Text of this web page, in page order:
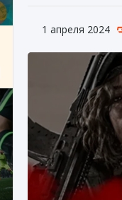
1 апреля 2024